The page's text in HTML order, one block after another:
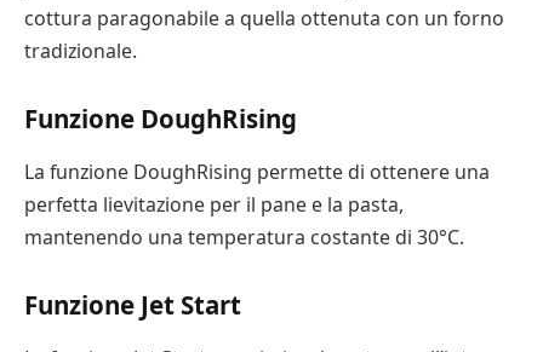
cottura paragonabile a quella ottenuta con un forno
tradizionale.
Funzione DoughRising
La funzione DoughRising permette di ottenere una
perfetta lievitazione per il pane e la pasta,
mantenendo una temperatura costante di 30°C.
Funzione Jet Start